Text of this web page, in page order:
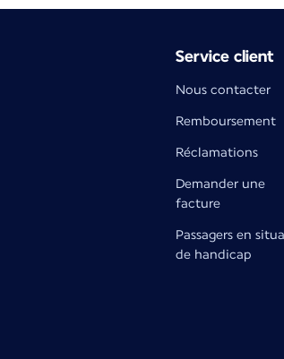
Service client
Nous contacter
Remboursement
Réclamations
Demander une
facture
Passagers en
de handicap